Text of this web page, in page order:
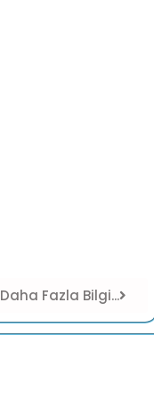
Daha Fazla Bilgi...